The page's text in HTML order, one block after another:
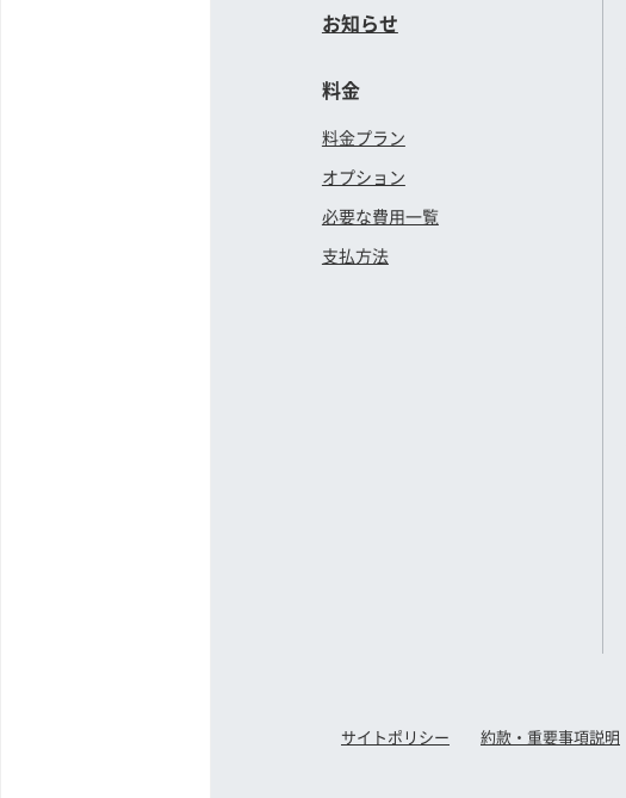
お知らせ
料金
料金プラン
オプション
必要な費用一覧
支払方法
サイトポリシー 約款・重要事項説明